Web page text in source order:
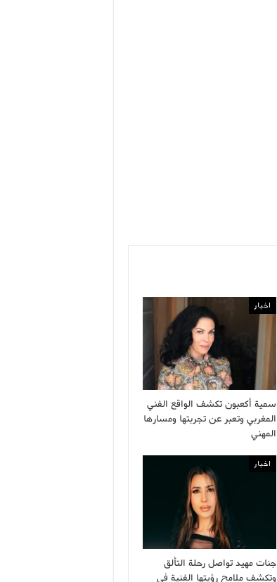
اخبار
سمية أكعبون تكشف الواقع الفني
المغربي وتعبر عن تجربتها ومسارها
المهني
اخبار
جنات مهيد تواصل رحلة التألق
وتكشف ملامح رؤيتها الفنية في